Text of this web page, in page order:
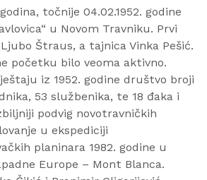
točnije 04.02.1952. godine
u Novom Travniku. Prvi
Štraus, a tajnica Vinka Pešić.
početku bilo veoma aktivno.
iz 1952. godine društvo broji
53 službenika, te 18 đaka i
podvig novotravničkih
u ekspediciji
planinara 1982. godine u
Europe – Mont Blanca.